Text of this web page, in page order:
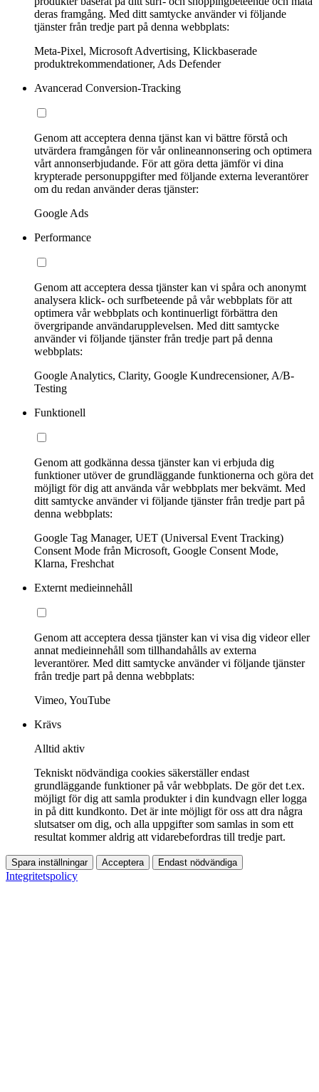
deras framgång. Med ditt samtycke använder vi följande
tjänster från tredje part på denna webbplats:
Meta-Pixel, Microsoft Advertising, Klickbaserade
produktrekommendationer, Ads Defender
Avancerad Conversion-Tracking
Genom att acceptera denna tjänst kan vi bättre förstå och
utvärdera framgången för vår onlineannonsering och optimera
vårt annonserbjudande. För att göra detta jämför vi dina
krypterade personuppgifter med följande externa leverantörer
om du redan använder deras tjänster:
Google Ads
Performance
Genom att acceptera dessa tjänster kan vi spåra och anonymt
analysera klick- och surfbeteende på vår webbplats för att
optimera vår webbplats och kontinuerligt förbättra den
övergripande användarupplevelsen. Med ditt samtycke
använder vi följande tjänster från tredje part på denna
webbplats:
Google Analytics, Clarity, Google Kundrecensioner, A/B-
Testing
Funktionell
Genom att godkänna dessa tjänster kan vi erbjuda dig
funktioner utöver de grundläggande funktionerna och göra det
möjligt för dig att använda vår webbplats mer bekvämt. Med
ditt samtycke använder vi följande tjänster från tredje part på
denna webbplats:
Google Tag Manager, UET (Universal Event Tracking)
Consent Mode från Microsoft, Google Consent Mode,
Klarna, Freshchat
Externt medieinnehåll
Genom att acceptera dessa tjänster kan vi visa dig videor eller
annat medieinnehåll som tillhandahålls av externa
leverantörer. Med ditt samtycke använder vi följande tjänster
från tredje part på denna webbplats:
Vimeo, YouTube
Krävs
Alltid aktiv
Tekniskt nödvändiga cookies säkerställer endast
grundläggande funktioner på vår webbplats. De gör det t.ex.
möjligt för dig att samla produkter i din kundvagn eller logga
in på ditt kundkonto. Det är inte möjligt för oss att dra några
slutsatser om dig, och alla uppgifter som samlas in som ett
resultat kommer aldrig att vidarebefordras till tredje part.
Spara inställningar Acceptera Endast nödvändiga
Integritetspolicy